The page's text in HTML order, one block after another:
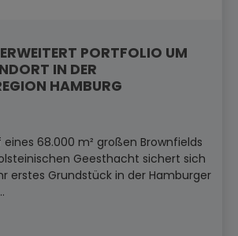
PORTFOLIO UM
IN DER
HAMBURG
68.000 m² großen Brownfields
Geesthacht sichert sich
erstes Grundstück in der Hamburger